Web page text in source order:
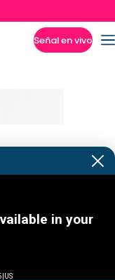
Señal en vivo